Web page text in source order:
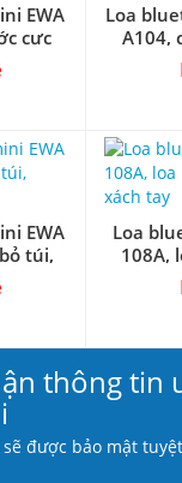
EWA
cực
Loa
A104,
EWA
túi,
Loa
108A,
thông tin
được bảo mật